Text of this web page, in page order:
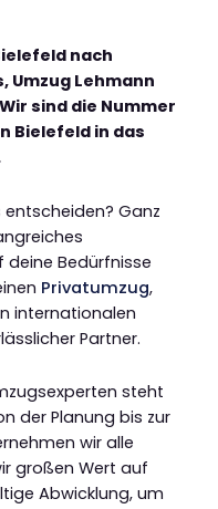
nach
Umzug Lehmann
sind die Nummer
Bielefeld in das
Ganz
Bedürfnisse
Privatumzug,
internationalen
Partner.
steht
der Planung bis zur
wir alle
großen Wert auf
Abwicklung, um